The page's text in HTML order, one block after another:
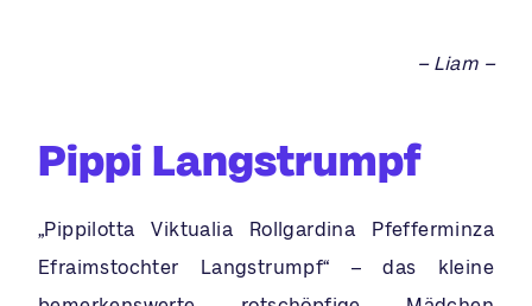
– Liam –
Pippi Langstrumpf
„Pippilotta Viktualia Rollgardina Pfefferminza
Efraimstochter Langstrumpf“ – das kleine